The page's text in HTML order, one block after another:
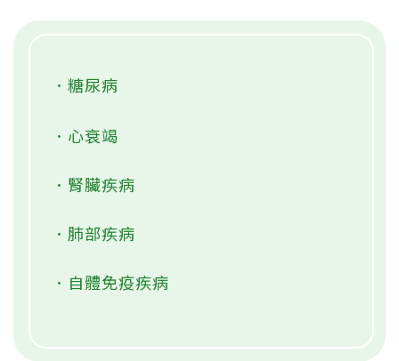
．糖尿病
．心衰竭
．腎臟疾病
．肺部疾病
．自體免疫疾病